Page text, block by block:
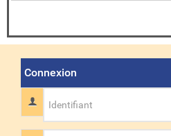
Connexion
Identifiant